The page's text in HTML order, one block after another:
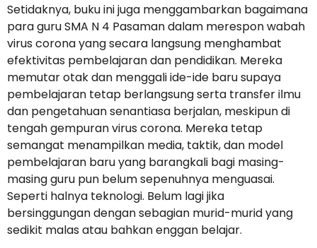
Setidaknya, buku ini juga menggambarkan bagaimana
para guru SMA N 4 Pasaman dalam merespon wabah
virus corona yang secara langsung menghambat
efektivitas pembelajaran dan pendidikan. Mereka
memutar otak dan menggali ide-ide baru supaya
pembelajaran tetap berlangsung serta transfer ilmu
dan pengetahuan senantiasa berjalan, meskipun di
tengah gempuran virus corona. Mereka tetap
semangat menampilkan media, taktik, dan model
pembelajaran baru yang barangkali bagi masing-
masing guru pun belum sepenuhnya menguasai.
Seperti halnya teknologi. Belum lagi jika
bersinggungan dengan sebagian murid-murid yang
sedikit malas atau bahkan enggan belajar.